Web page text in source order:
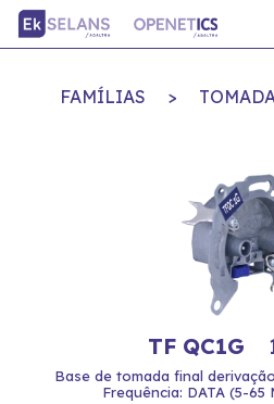
FAMÍLIAS >
TF QC1G
Base de tomada final
Frequência: DATA (5-65